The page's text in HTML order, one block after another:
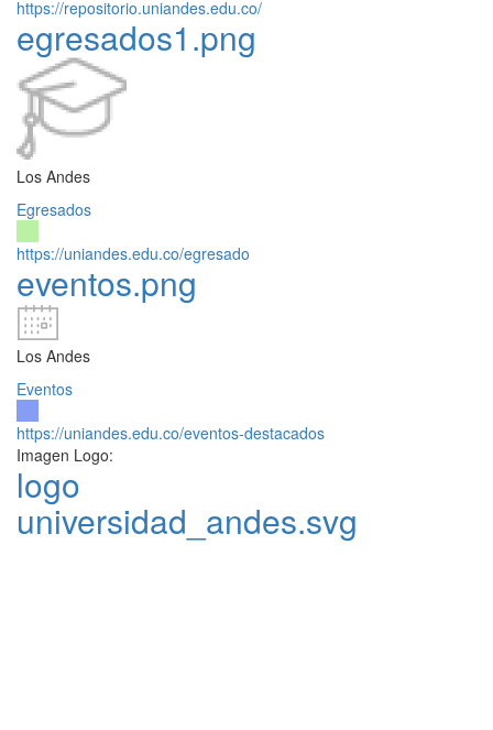
https://repositorio.uniandes.edu.co/
egresados1.png
Los Andes
Egresados
https://uniandes.edu.co/egresado
eventos.png
Los Andes
Eventos
https://uniandes.edu.co/eventos-destacados
Imagen Logo:
logo
universidad_andes.svg